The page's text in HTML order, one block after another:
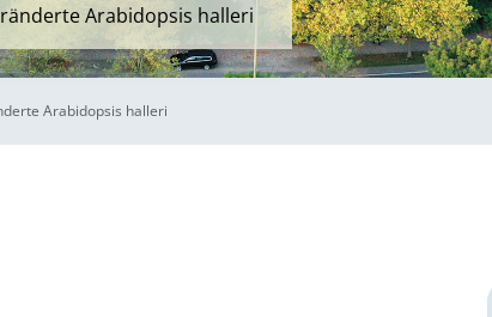
Arabidopsis halleri
Arabidopsis halleri